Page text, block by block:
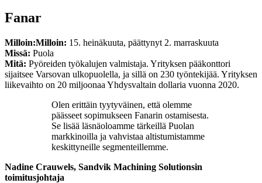
Fanar
Milloin:Milloin: 15. heinäkuuta, päättynyt 2. marraskuuta
Missä: Puola
Mitä: Pyöreiden työkalujen valmistaja. Yrityksen pääkonttori
sijaitsee Varsovan ulkopuolella, ja sillä on 230 työntekijää. Yrityksen
liikevaihto on 20 miljoonaa Yhdysvaltain dollaria vuonna 2020.
Olen erittäin tyytyväinen, että olemme
päässeet sopimukseen Fanarin ostamisesta.
Se lisää läsnäoloamme tärkeillä Puolan
markkinoilla ja vahvistaa altistumistamme
keskittyneille segmenteillemme.
Nadine Crauwels, Sandvik Machining Solutionsin
toimitusjohtaja